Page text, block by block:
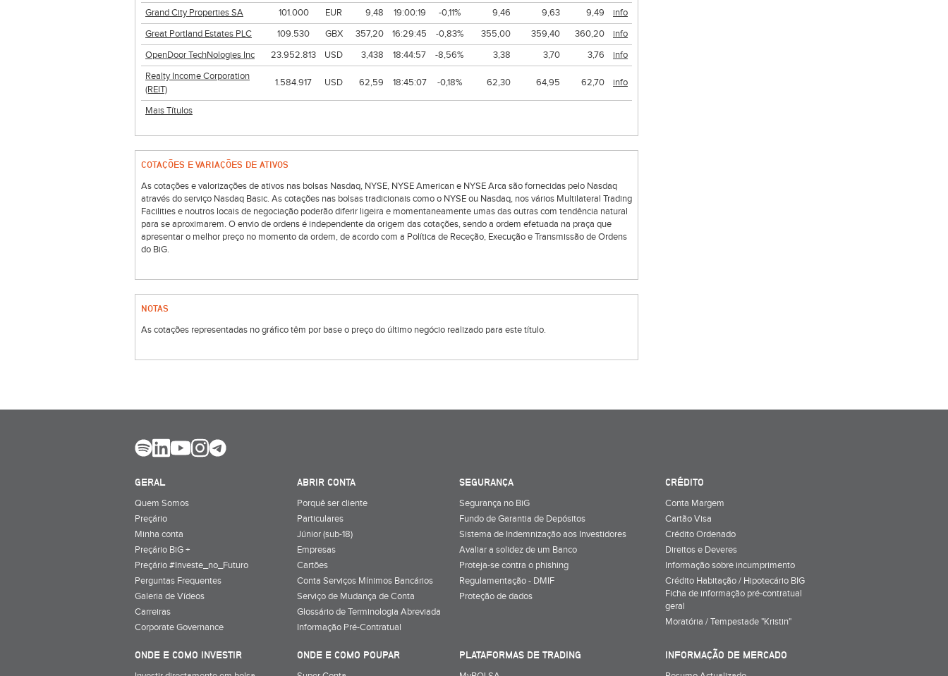
Grand City Properties SA 101.000 EUR 9,48 19:00:19 -0,11% 9,46 9,63 9,49
info
Great Portland Estates PLC
109.530 GBX 357,20 16:29:45 -0,83% 355,00 359,40 360,20
info
OpenDoor TechNologies Inc
23.952.813 USD 3,438 18:44:57 -8,56% 3,38 3,70 3,76
info
Realty Income Corporation
(REIT)
1.584.917 USD 62,59 18:45:07 -0,18% 62,30 64,95 62,70 info
Mais Títulos
COTAÇÕES E VARIAÇÕES DE ATIVOS
As cotações e valorizações de ativos nas bolsas Nasdaq, NYSE, NYSE American e NYSE Arca são fornecidas pelo Nasdaq
através do serviço Nasdaq Basic. As cotações nas bolsas tradicionais como o NYSE ou Nasdaq, nos vários Multilateral Trading
Facilities e noutros locais de negociação poderão diferir ligeira e momentaneamente umas das outras com tendência natural
para se aproximarem. O envio de ordens é independente da origem das cotações, sendo a ordem efetuada na praça que
apresentar o melhor preço no momento da ordem, de acordo com a Política de Receção, Execução e Transmissão de Ordens
do BiG.
NOTAS
As cotações representadas no gráfico têm por base o preço do último negócio realizado para este título.
GERAL
Quem Somos
Preçário
Minha conta
Preçário BiG +
Preçário #Investe_no_Futuro
Perguntas Frequentes
Galeria de Vídeos
Carreiras
Corporate Governance
ABRIR CONTA
Porquê ser cliente
Particulares
Júnior (sub-18)
Empresas
Cartões
Conta Serviços Mínimos Bancários
Serviço de Mudança de Conta
Glossário de Terminologia Abreviada
Informação Pré-Contratual
SEGURANÇA
Segurança no BiG
Fundo de Garantia de Depósitos
Sistema de Indemnização aos Investidores
Avaliar a solidez de um Banco
Proteja-se contra o phishing
Regulamentação - DMIF
Proteção de dados
CRÉDITO
Conta Margem
Cartão Visa
Crédito Ordenado
Direitos e Deveres
Informação sobre incumprimento
Crédito Habitação / Hipotecário BIG
Ficha de informação pré-contratual
geral
Moratória / Tempestade "Kristin"
ONDE E COMO INVESTIR
ONDE E COMO POUPAR
PLATAFORMAS DE TRADING
INFORMAÇÃO DE MERCADO